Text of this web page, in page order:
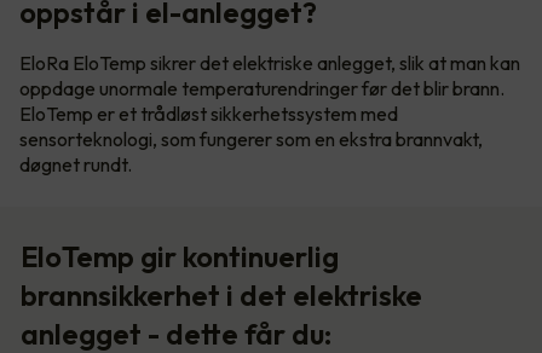
oppstår i el-anlegget?
EloRa EloTemp sikrer det elektriske anlegget, slik at man kan
oppdage unormale temperaturendringer før det blir brann.
EloTemp er et trådløst sikkerhetssystem med
sensorteknologi, som fungerer som en ekstra brannvakt,
døgnet rundt.
EloTemp gir kontinuerlig
brannsikkerhet i det elektriske
anlegget - dette får du: